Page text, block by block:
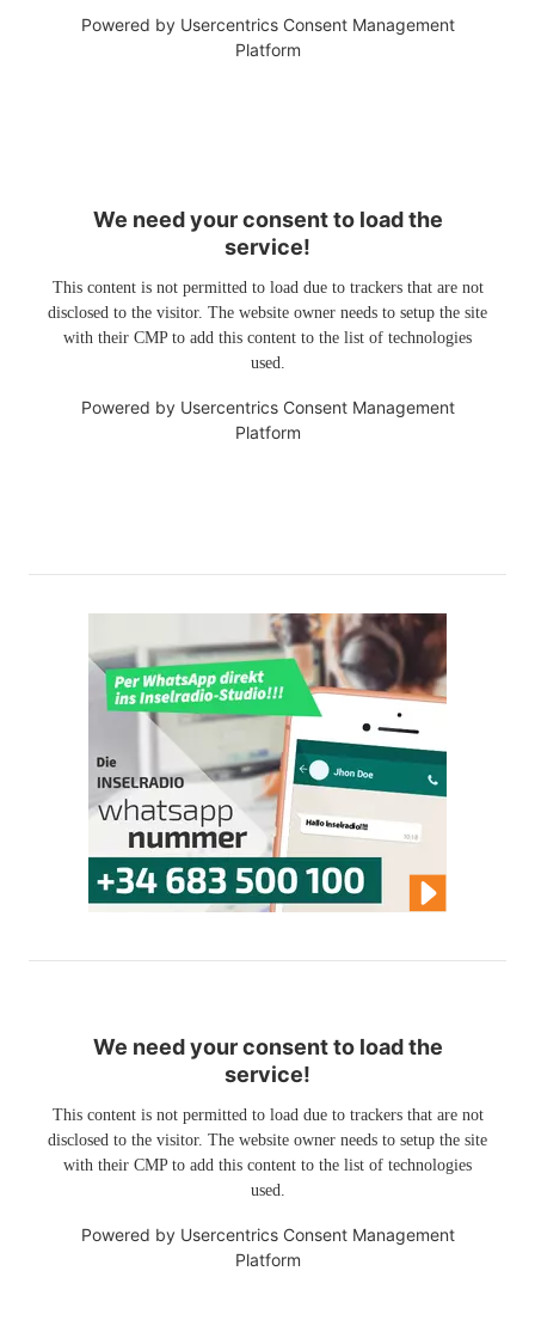
Powered by Usercentrics Consent Management
Platform
We need your consent to load the
service!
This content is not permitted to load due to trackers that are not
disclosed to the visitor. The website owner needs to setup the site
with their CMP to add this content to the list of technologies
used.
Powered by Usercentrics Consent Management
Platform
We need your consent to load the
service!
This content is not permitted to load due to trackers that are not
disclosed to the visitor. The website owner needs to setup the site
with their CMP to add this content to the list of technologies
used.
Powered by Usercentrics Consent Management
Platform